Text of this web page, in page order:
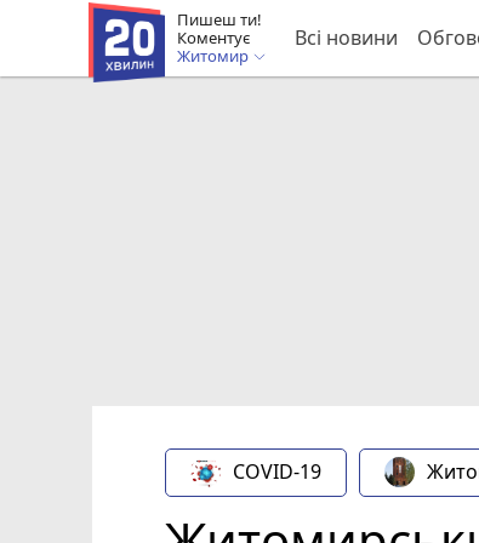
Пишеш ти!
Коментує
Житомир
Всі новини
COVID-19